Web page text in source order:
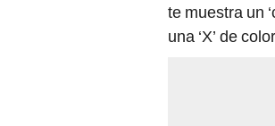
te muestra un
una ‘X’ de